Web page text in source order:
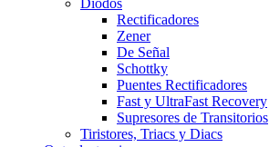
Diodos
Rectificadores
Zener
De Señal
Schottky
Puentes Rectificadores
Fast y UltraFast Recovery
Supresores de Transitorios
Tiristores, Triacs y Diacs